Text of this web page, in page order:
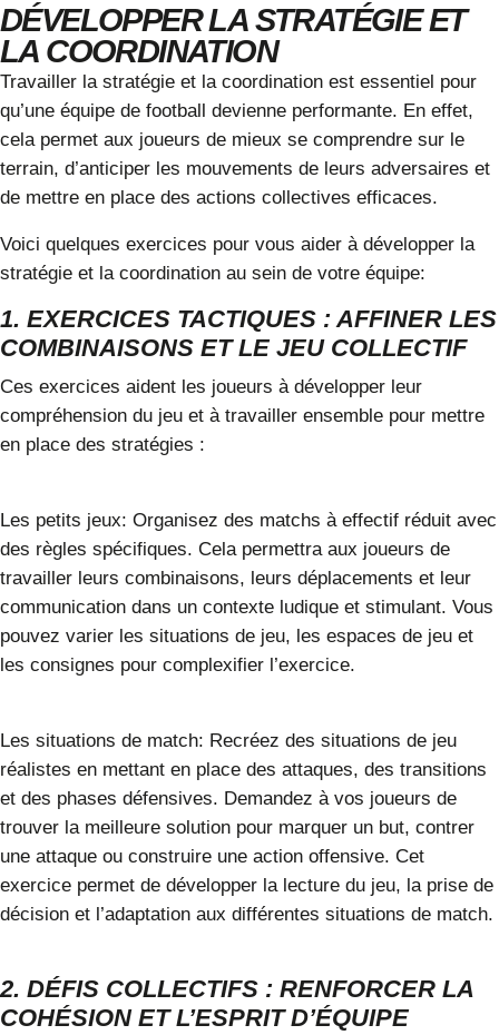
DÉVELOPPER LA STRATÉGIE ET
LA COORDINATION
Travailler la stratégie et la coordination est essentiel pour
qu’une équipe de football devienne performante. En effet,
cela permet aux joueurs de mieux se comprendre sur le
terrain, d’anticiper les mouvements de leurs adversaires et
de mettre en place des actions collectives efficaces.
Voici quelques exercices pour vous aider à développer la
stratégie et la coordination au sein de votre équipe:
1. EXERCICES TACTIQUES : AFFINER LES
COMBINAISONS ET LE JEU COLLECTIF
Ces exercices aident les joueurs à développer leur
compréhension du jeu et à travailler ensemble pour mettre
en place des stratégies :
Les petits jeux: Organisez des matchs à effectif réduit avec
des règles spécifiques. Cela permettra aux joueurs de
travailler leurs combinaisons, leurs déplacements et leur
communication dans un contexte ludique et stimulant. Vous
pouvez varier les situations de jeu, les espaces de jeu et
les consignes pour complexifier l’exercice.
Les situations de match: Recréez des situations de jeu
réalistes en mettant en place des attaques, des transitions
et des phases défensives. Demandez à vos joueurs de
trouver la meilleure solution pour marquer un but, contrer
une attaque ou construire une action offensive. Cet
exercice permet de développer la lecture du jeu, la prise de
décision et l’adaptation aux différentes situations de match.
2. DÉFIS COLLECTIFS : RENFORCER LA
COHÉSION ET L’ESPRIT D’ÉQUIPE